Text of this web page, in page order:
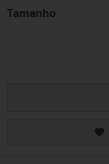
Tamanho